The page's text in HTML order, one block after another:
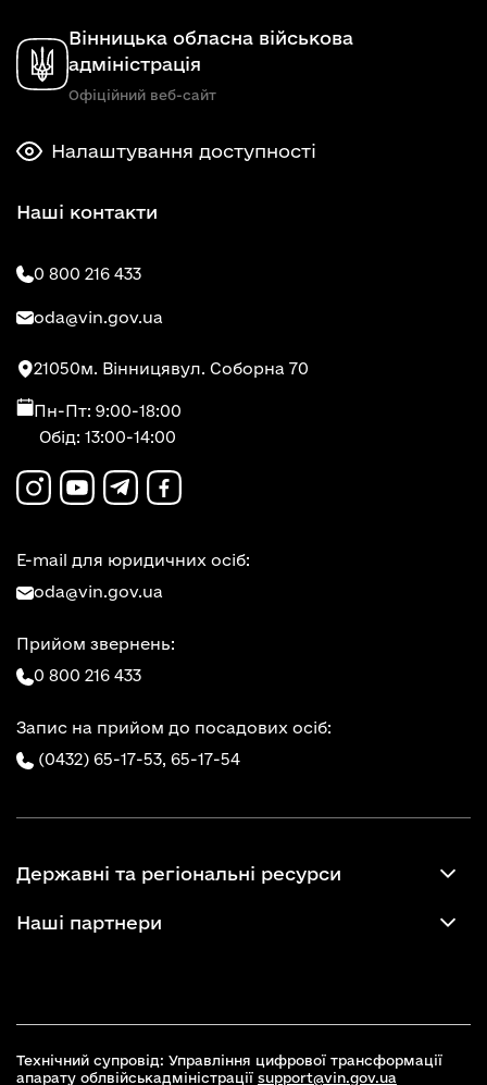
Вінницька обласна військова
адміністрація
Офіційний веб-сайт
Налаштування доступності
Наші контакти
0 800 216 433
oda@vin.gov.ua
21050м. Вінницявул. Соборна 70
Пн-Пт: 9:00-18:00
Обід: 13:00-14:00
E-mail для юридичних осіб:
oda@vin.gov.ua
Прийом звернень:
0 800 216 433
Запис на прийом до посадових осіб:
(0432) 65-17-53, 65-17-54
Державні та регіональні ресурси
Наші партнери
Технічний супровід: Управління цифрової трансформації
апарату облвійськадміністрації support@vin.gov.ua